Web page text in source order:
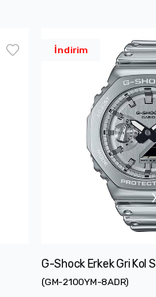
İndirim
G-Shock Erkek Gri Kol
(GM-2100YM-8ADR)